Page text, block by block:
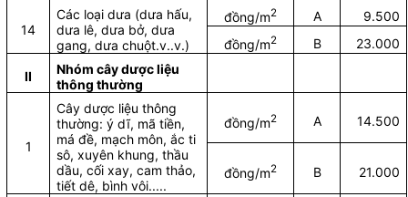
14
Các loại dưa (dưa hấu,
dưa lê, dưa bở, dưa
gang, dưa chuột.v..v.)
đồng/m2 A
9.500
đồng/m2 B 23.000
II
Nhóm cây dược liệu
thông thường
1
Cây dược liệu thông
thường: ý dĩ, mã tiền,
má đề, mạch môn, ắc ti
sô, xuyên khung, thầu
dầu, cối xay, cam thảo,
tiết dê, bình vôi.....
đồng/m2 A 14.500
đồng/m2 B 21.000